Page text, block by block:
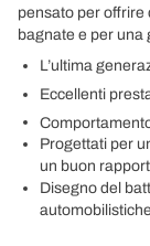
pensato per offrire
bagnate e per una
L’ultima
Eccellenti
Progettati per
un buon
Disegno del
automobilistiche